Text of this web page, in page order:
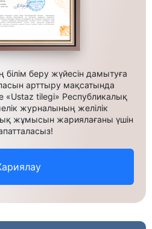
білім беру жүйесін дамытуға
арттыру мақсатында
«Ustaz tilegi» Республикалық
журналының желілік
жұмысын жариялағаны үшін